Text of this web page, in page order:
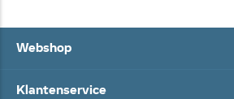
Webshop
Klantenservice